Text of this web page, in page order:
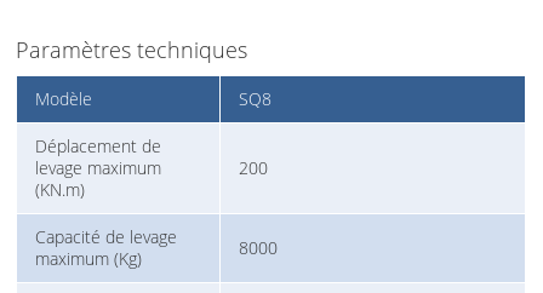
Paramètres techniques
Modèle SQ8
Déplacement de
levage maximum
(KN.m)
200
Capacité de levage
maximum (Kg)
8000